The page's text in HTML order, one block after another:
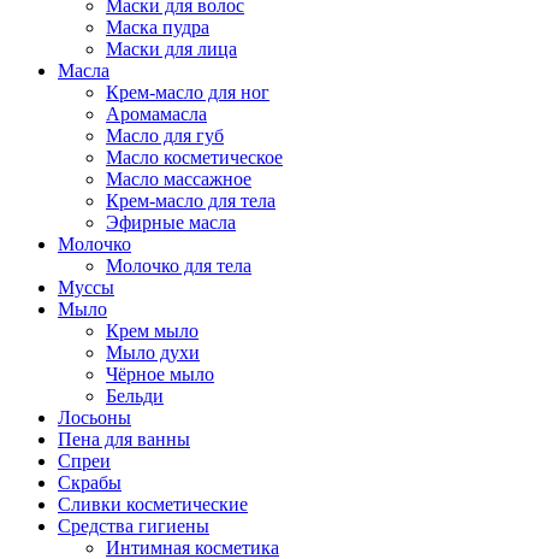
Маски для волос
Маска пудра
Маски для лица
Масла
Крем-масло для ног
Аромамасла
Масло для губ
Масло косметическое
Масло массажное
Крем-масло для тела
Эфирные масла
Молочко
Молочко для тела
Муссы
Мыло
Крем мыло
Мыло духи
Чёрное мыло
Бельди
Лосьоны
Пена для ванны
Спреи
Скрабы
Сливки косметические
Средства гигиены
Интимная косметика